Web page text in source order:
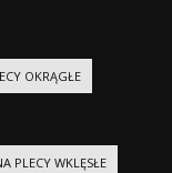
OKRĄGŁE
PLECY WKLĘSŁE